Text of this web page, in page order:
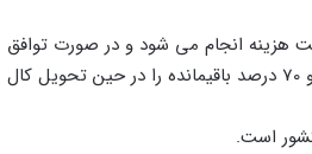
هزینه انجام می شود و در صورت توافق
طرفین، معامله با روش پرداخت نقدی یا همان تی تی که 30 درصد مبلغ را در ابتدا و 70 درصد باقیمانده را در حین تحویل کال
است.